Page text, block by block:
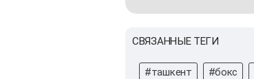
СВЯЗАННЫЕ ТЕГИ
#ташкент #бокс